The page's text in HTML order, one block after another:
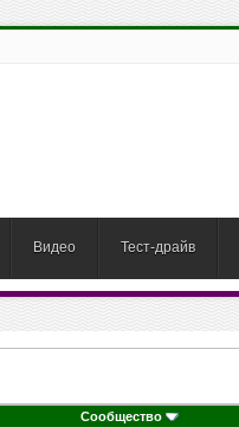
Видео Тест-драйв
Сообщество